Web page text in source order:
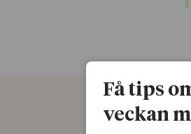
Få tips
veckan